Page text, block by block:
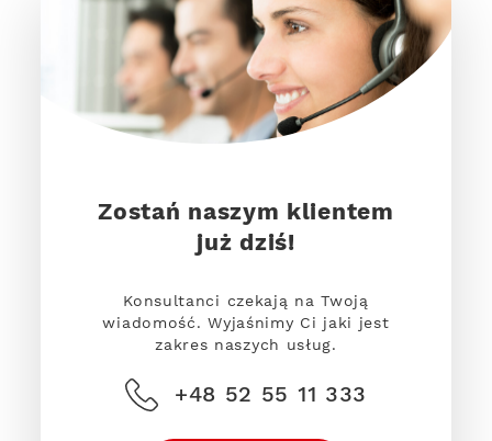
Zostań naszym klientem
już dziś!
Konsultanci czekają na Twoją
wiadomość. Wyjaśnimy Ci jaki jest
zakres naszych usług.
+48 52 55 11 333